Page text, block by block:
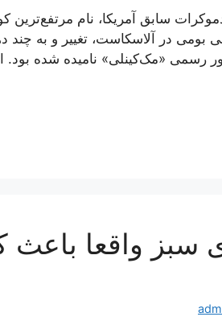
سابق آمریکا، نام مرتفع‌ترین
بومی در آلاسکاست، تغییر و به چند
کوه سال ۱۹۱۷، به‌طور رسمی «مک‌کینلی» نامیده
سبز واقعا